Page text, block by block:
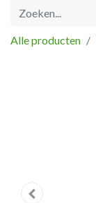
Alle producten